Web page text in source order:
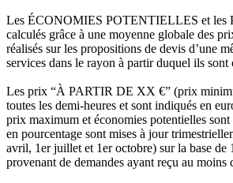
Les ÉCONOMIES POTENTIELLES et les
calculés grâce à une moyenne globale des
réalisés sur les propositions de devis d’une
services dans le rayon à partir duquel ils sont
Les prix “À PARTIR DE XX €” (prix
toutes les demi-heures et sont indiqués en
prix maximum et économies potentielles sont
en pourcentage sont mises à jour
avril, 1er juillet et 1er octobre) sur la base de
provenant de demandes ayant reçu au moins